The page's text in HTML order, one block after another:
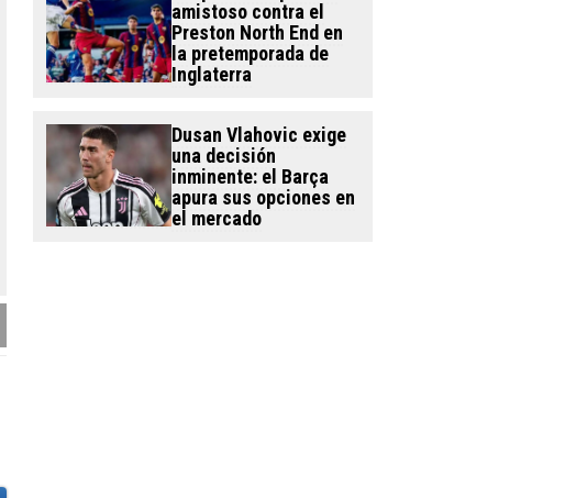
amistoso contra el
Preston North End en
la pretemporada de
Inglaterra
Dusan Vlahovic exige
una decisión
inminente: el Barça
apura sus opciones en
el mercado